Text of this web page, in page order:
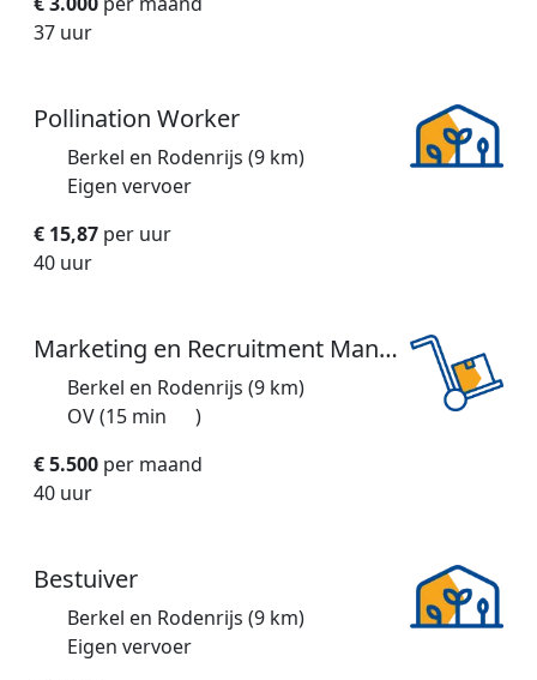
37 uur
Pollination Worker
Berkel en Rodenrijs (9 km)
Eigen vervoer
€ 15,87 per uur
40 uur
Marketing en Recruitment Manager
Berkel en Rodenrijs (9 km)
OV (15 min
)
€ 5.500 per maand
40 uur
Bestuiver
Berkel en Rodenrijs (9 km)
Eigen vervoer